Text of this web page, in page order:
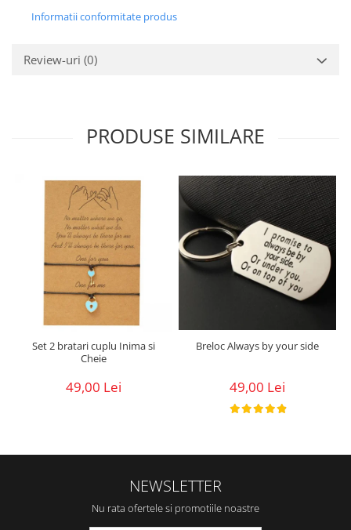
Informatii conformitate produs
Review-uri (0)
PRODUSE SIMILARE
Set 2 bratari cuplu Inima si
Cheie
49,00 Lei
Breloc Always by your side
49,00 Lei
NEWSLETTER
Nu rata ofertele si promotiile noastre